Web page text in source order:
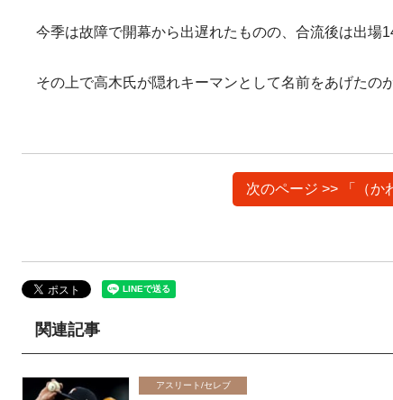
今季は故障で開幕から出遅れたものの、合流後は出場
その上で高木氏が隠れキーマンとして名前をあげた
次のページ >> 「（か
関連記事
アスリート/セレブ